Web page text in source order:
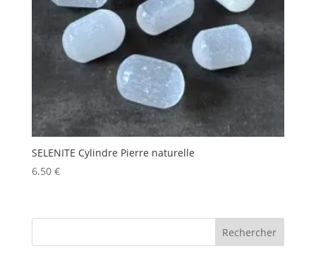
SELENITE Cylindre Pierre naturelle
6.50 €
Rechercher